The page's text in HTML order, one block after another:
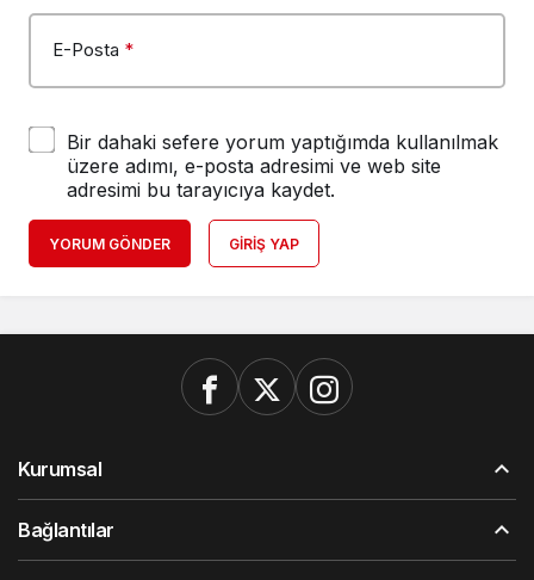
E-Posta *
Bir dahaki sefere yorum yaptığımda kullanılmak
üzere adımı, e-posta adresimi ve web site
adresimi bu tarayıcıya kaydet.
YORUM GÖNDER GIRIŞ YAP
Kurumsal
Bağlantılar